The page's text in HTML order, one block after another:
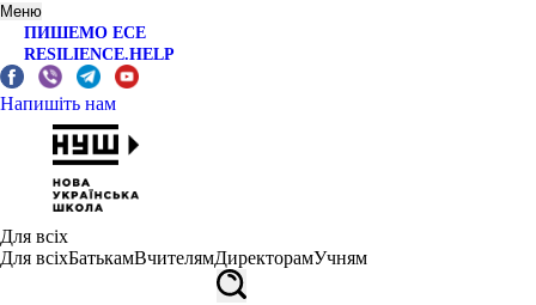
Меню
ПИШЕМО ЕСЕ
RESILIENCE.HELP
Напишіть нам
Для всіх
Для всіхБатькамВчителямДиректорамУчням